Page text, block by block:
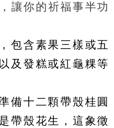
讓你的祈福事半功
包含素果三樣或五
及發糕或紅龜粿等
備十二顆帶殼桂圓
帶殼花生，這象徵